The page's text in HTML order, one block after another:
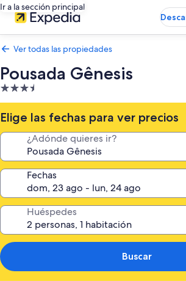
Ir a la sección principal
Ver todas las propiedades
Pousada Gênesis
Propiedad
de
3.5
estrellas
Elige las fechas para ver precios
¿Adónde quieres ir?
Fechas
Huéspedes
Buscar